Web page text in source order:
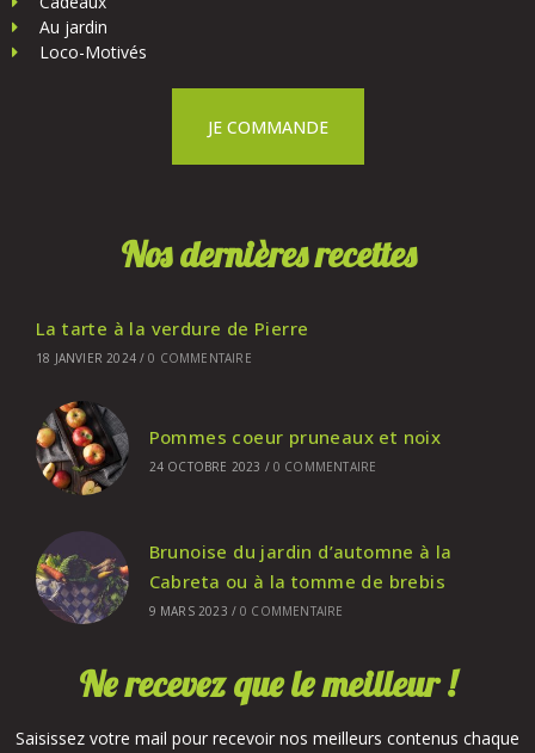
Au jardin
Loco-Motivés
JE COMMANDE
Nos dernières recettes
La tarte à la verdure de Pierre
18 JANVIER 2024 / 0 COMMENTAIRE
Pommes coeur pruneaux et noix
24 OCTOBRE 2023 / 0 COMMENTAIRE
Brunoise du jardin d’automne à la
Cabreta ou à la tomme de brebis
9 MARS 2023 / 0 COMMENTAIRE
Ne recevez que le meilleur !
Saisissez votre mail pour recevoir nos meilleurs contenus chaque